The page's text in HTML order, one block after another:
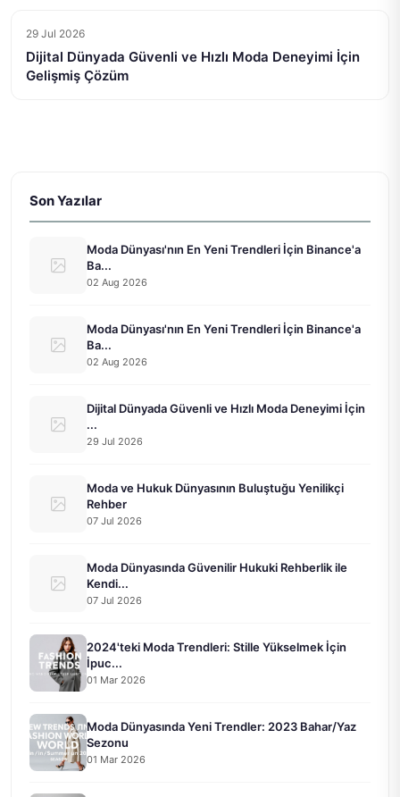
29 Jul 2026
Dijital Dünyada Güvenli ve Hızlı Moda Deneyimi İçin
Gelişmiş Çözüm
Son Yazılar
Moda Dünyası'nın En Yeni Trendleri İçin Binance'a
Ba...
02 Aug 2026
Moda Dünyası'nın En Yeni Trendleri İçin Binance'a
Ba...
02 Aug 2026
Dijital Dünyada Güvenli ve Hızlı Moda Deneyimi İçin
...
29 Jul 2026
Moda ve Hukuk Dünyasının Buluştuğu Yenilikçi
Rehber
07 Jul 2026
Moda Dünyasında Güvenilir Hukuki Rehberlik ile
Kendi...
07 Jul 2026
2024'teki Moda Trendleri: Stille Yükselmek İçin
İpuc...
01 Mar 2026
Moda Dünyasında Yeni Trendler: 2023 Bahar/Yaz
Sezonu
01 Mar 2026